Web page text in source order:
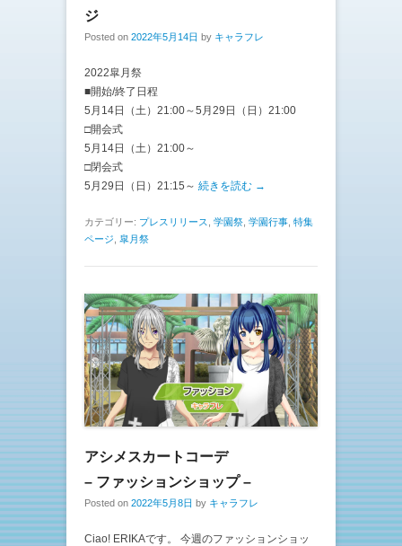
ジ
Posted on 2022年5月14日 by キャラフレ
2022皐月祭
■開始/終了日程
5月14日（土）21:00～5月29日（日）21:00
□開会式
5月14日（土）21:00～
□閉会式
5月29日（日）21:15～ 続きを読む →
カテゴリー: プレスリリース, 学園祭, 学園行事, 特集
ページ, 皐月祭
アシメスカートコーデ
– ファッションショップ –
Posted on 2022年5月8日 by キャラフレ
Ciao! ERIKAです。 今週のファッションショッ